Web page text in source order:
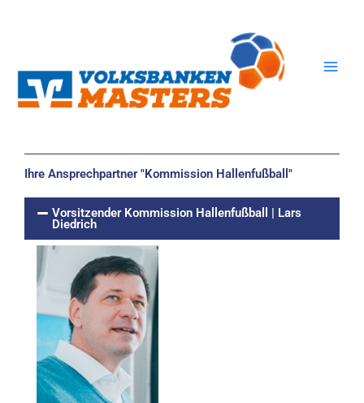
Ihre Ansprechpartner "Kommission Hallenfußball"
Vorsitzender Kommission Hallenfußball | Lars
Diedrich